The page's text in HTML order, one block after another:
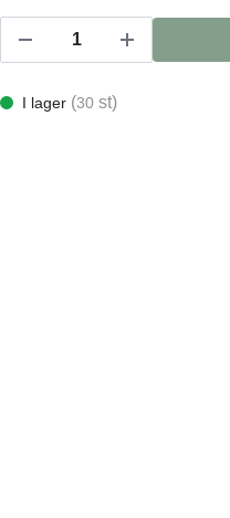
I lager (30 st)